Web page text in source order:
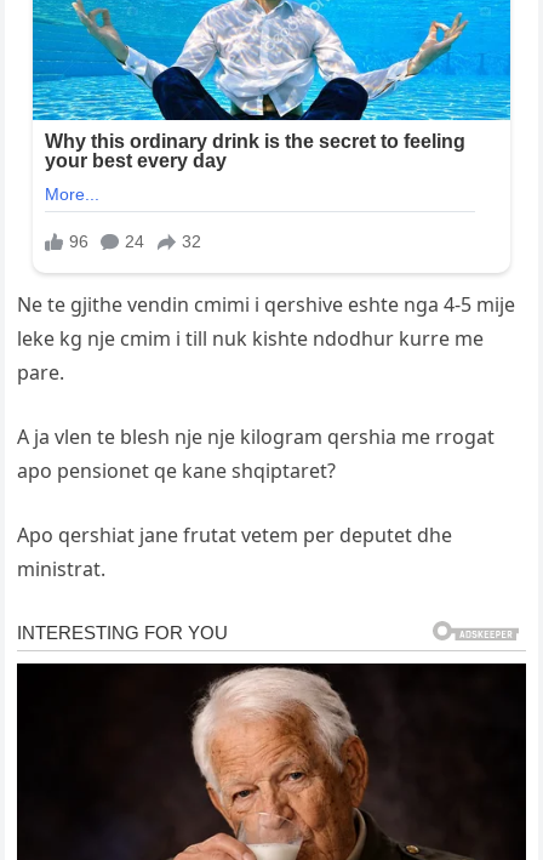
Ne te gjithe vendin cmimi i qershive eshte nga 4-5 mije
leke kg nje cmim i till nuk kishte ndodhur kurre me
pare.
A ja vlen te blesh nje nje kilogram qershia me rrogat
apo pensionet qe kane shqiptaret?
Apo qershiat jane frutat vetem per deputet dhe
ministrat.